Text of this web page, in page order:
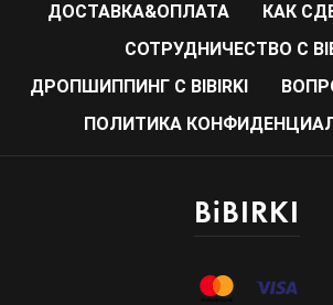
ДОСТАВКА&ОПЛАТА
КАК
CОТРУДНИЧЕСТВО С
ДРОПШИППИНГ С BIBIRKI
ПОЛИТИКА
BiBIRKI